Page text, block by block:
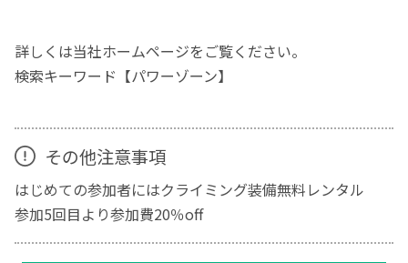
詳しくは当社ホームページをご覧ください。
検索キーワード【パワーゾーン】
その他注意事項
はじめての参加者にはクライミング装備無料レンタル
参加5回目より参加費20％off